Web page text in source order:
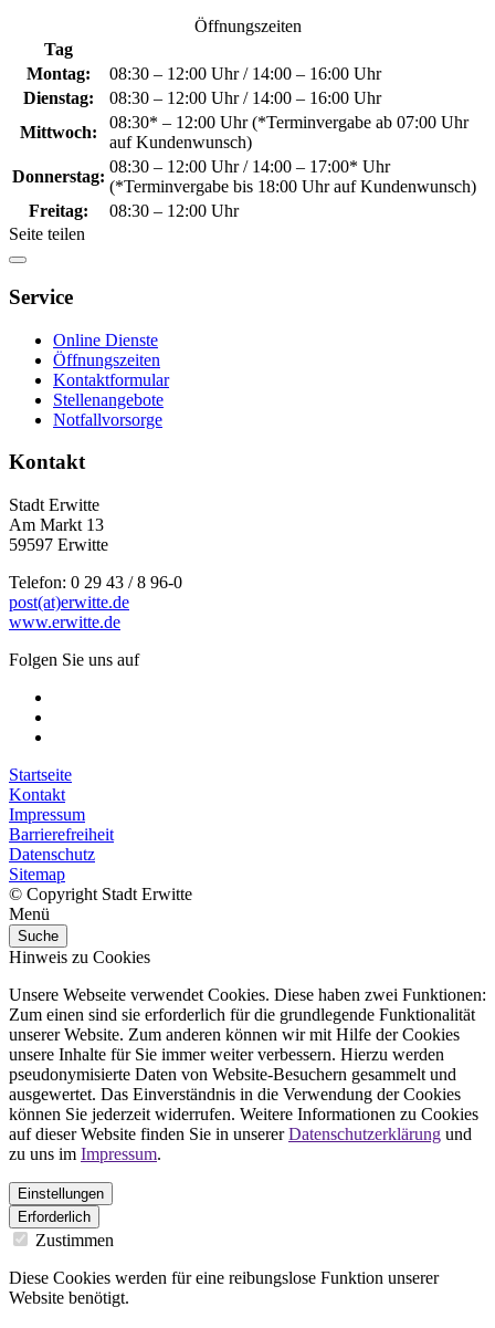
Öffnungszeiten
Tag
Montag:
08:30 – 12:00 Uhr / 14:00 – 16:00 Uhr
Dienstag:
08:30 – 12:00 Uhr / 14:00 – 16:00 Uhr
Mittwoch:
08:30* – 12:00 Uhr (*Terminvergabe ab 07:00 Uhr
auf Kundenwunsch)
Donnerstag:
08:30 – 12:00 Uhr / 14:00 – 17:00* Uhr
(*Terminvergabe bis 18:00 Uhr auf Kundenwunsch)
Freitag:
08:30 – 12:00 Uhr
Seite teilen
Service
Online Dienste
Öffnungszeiten
Kontaktformular
Stellenangebote
Notfallvorsorge
Kontakt
Stadt Erwitte
Am Markt 13
59597 Erwitte
Telefon: 0 29 43 / 8 96-0
post(at)erwitte.de
www.erwitte.de
Folgen Sie uns auf
Startseite
Kontakt
Impressum
Barrierefreiheit
Datenschutz
Sitemap
© Copyright Stadt Erwitte
Menü
Suche
Hinweis zu Cookies
Unsere Webseite verwendet Cookies. Diese haben zwei Funktionen:
Zum einen sind sie erforderlich für die grundlegende Funktionalität
unserer Website. Zum anderen können wir mit Hilfe der Cookies
unsere Inhalte für Sie immer weiter verbessern. Hierzu werden
pseudonymisierte Daten von Website-Besuchern gesammelt und
ausgewertet. Das Einverständnis in die Verwendung der Cookies
können Sie jederzeit widerrufen. Weitere Informationen zu Cookies
auf dieser Website finden Sie in unsererDatenschutzerklärung und
zu uns im Impressum.
Einstellungen
Erforderlich
Zustimmen
Diese Cookies werden für eine reibungslose Funktion unserer
Website benötigt.